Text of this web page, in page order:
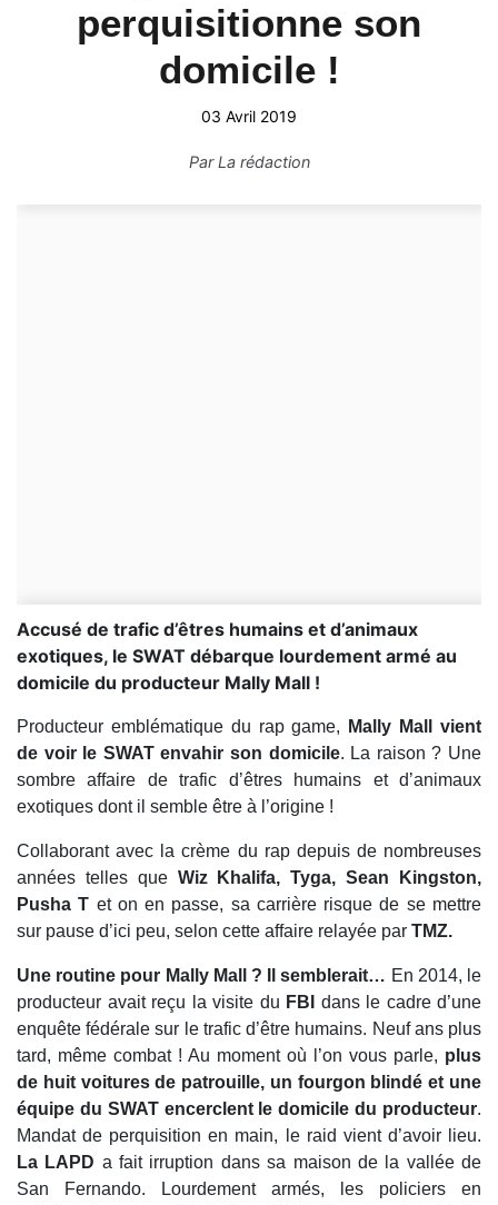
perquisitionne son
domicile !
03 Avril 2019
ParLa rédaction
Accusé de trafic d’êtres humains et d’animaux
exotiques, le SWAT débarque lourdement armé au
domicile du producteur Mally Mall !
Producteur emblématique du rap game,
Mally Mall vient
de voir le SWAT envahir son domicile. La raison ? Une
sombre affaire de trafic d’êtres humains et d’animaux
exotiques dont il semble être à l’origine !
Collaborant avec la crème du rap depuis de nombreuses
années telles queWiz Khalifa, Tyga, Sean Kingston,
Pusha T et on en passe, sa carrière risque de se mettre
sur pause d’ici peu, selon cette affaire relayée par TMZ.
Une routine pour Mally Mall ? Il semblerait… En 2014, le
producteur avait reçu la visite du FBI dans le cadre d’une
enquête fédérale sur le trafic d’être humains. Neuf ans plus
tard, même combat ! Au moment où l’on vous parle, plus
de huit voitures de patrouille, un fourgon blindé et une
équipe du SWAT encerclent le domicile du producteur.
Mandat de perquisition en main, le raid vient d’avoir lieu.
La LAPD a fait irruption dans sa maison de la vallée de
San Fernando. Lourdement armés, les policiers en